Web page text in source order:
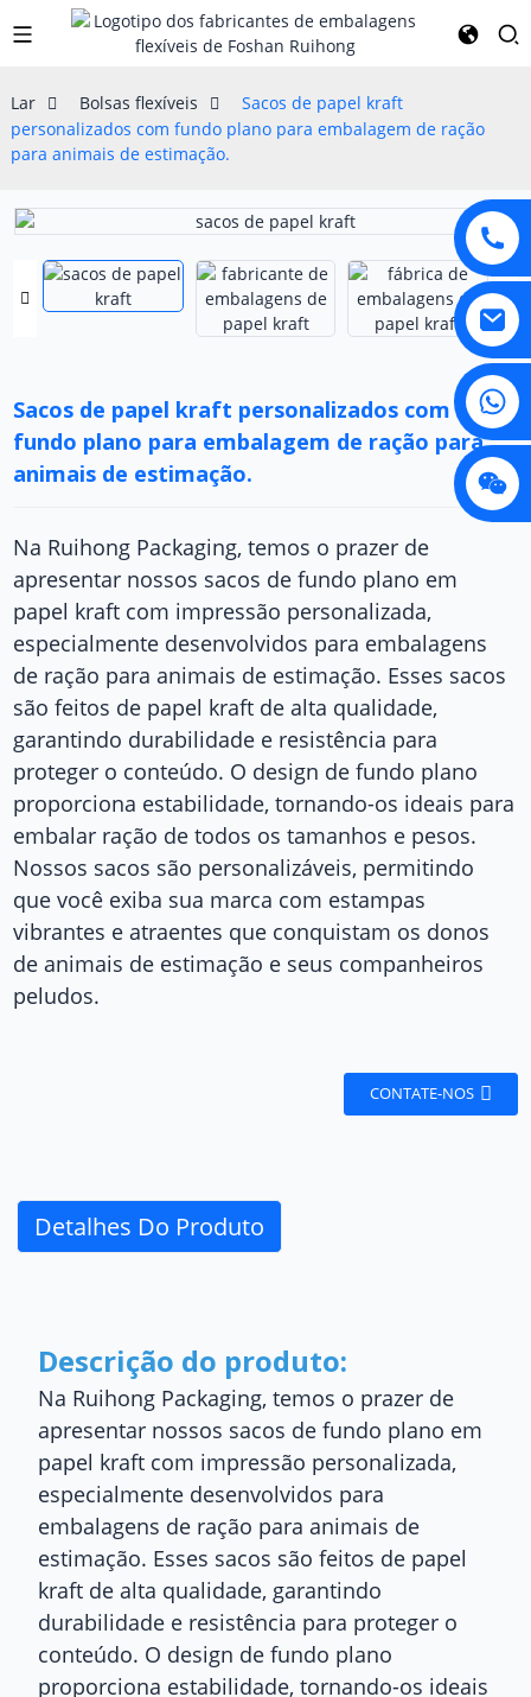
Lar Bolsas flexíveis
Sacos de papel kraft
personalizados com fundo plano para embalagem de ração
para animais de estimação.
Sacos de papel kraft personalizados com
fundo plano para embalagem de ração para
animais de estimação.
Na Ruihong Packaging, temos o prazer de
apresentar nossos sacos de fundo plano em
papel kraft com impressão personalizada,
especialmente desenvolvidos para embalagens
de ração para animais de estimação. Esses sacos
são feitos de papel kraft de alta qualidade,
garantindo durabilidade e resistência para
proteger o conteúdo. O design de fundo plano
proporciona estabilidade, tornando-os ideais para
embalar ração de todos os tamanhos e pesos.
Nossos sacos são personalizáveis, permitindo
que você exiba sua marca com estampas
vibrantes e atraentes que conquistam os donos
de animais de estimação e seus companheiros
peludos.
CONTATE-NOS
Detalhes Do Produto
Descrição do produto:
Na Ruihong Packaging, temos o prazer de
apresentar nossos sacos de fundo plano em
papel kraft com impressão personalizada,
especialmente desenvolvidos para
embalagens de ração para animais de
estimação. Esses sacos são feitos de papel
kraft de alta qualidade, garantindo
durabilidade e resistência para proteger o
conteúdo. O design de fundo plano
proporciona estabilidade, tornando-os ideais